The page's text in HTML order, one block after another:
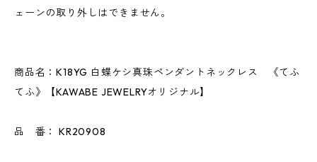
ェーンの取り外しはできません。
商品名：K18YG 白蝶ケシ真珠ペンダントネックレス 《てふ
てふ》【KAWABE JEWELRYオリジナル】
品 番： KR20908